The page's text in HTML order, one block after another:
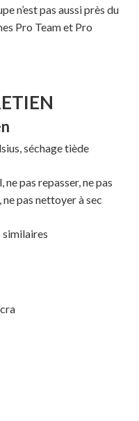
n’est pas aussi près du
Pro Team et Pro
séchage tiède
ne pas repasser, ne pas
pas nettoyer à sec
similaires